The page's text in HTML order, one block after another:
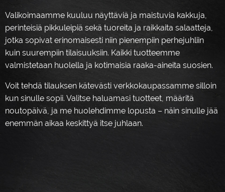
Valikoimaamme kuuluu näyttäviä ja maistuvia kakkuja,
perinteisiä pikkuleipiä sekä tuoreita ja raikkaita salaatteja,
jotka sopivat erinomaisesti niin pienempiin perhejuhliin
kuin suurempiin tilaisuuksiin. Kaikki tuotteemme
valmistetaan huolella ja kotimaisia raaka-aineita suosien.
Voit tehdä tilauksen kätevästi verkkokaupassamme silloin
kun sinulle sopii. Valitse haluamasi tuotteet, määritä
noutopäivä, ja me huolehdimme lopusta – näin sinulle jää
enemmän aikaa keskittyä itse juhlaan.